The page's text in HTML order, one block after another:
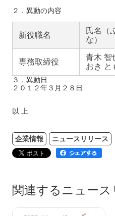
２．異動の内容
新役職名
氏名（
な）
専務取締役
青木 智
おき と
３．異動日
２０１２年３月２８日
以 上
企業情報 ニュースリリース
関連するニュース